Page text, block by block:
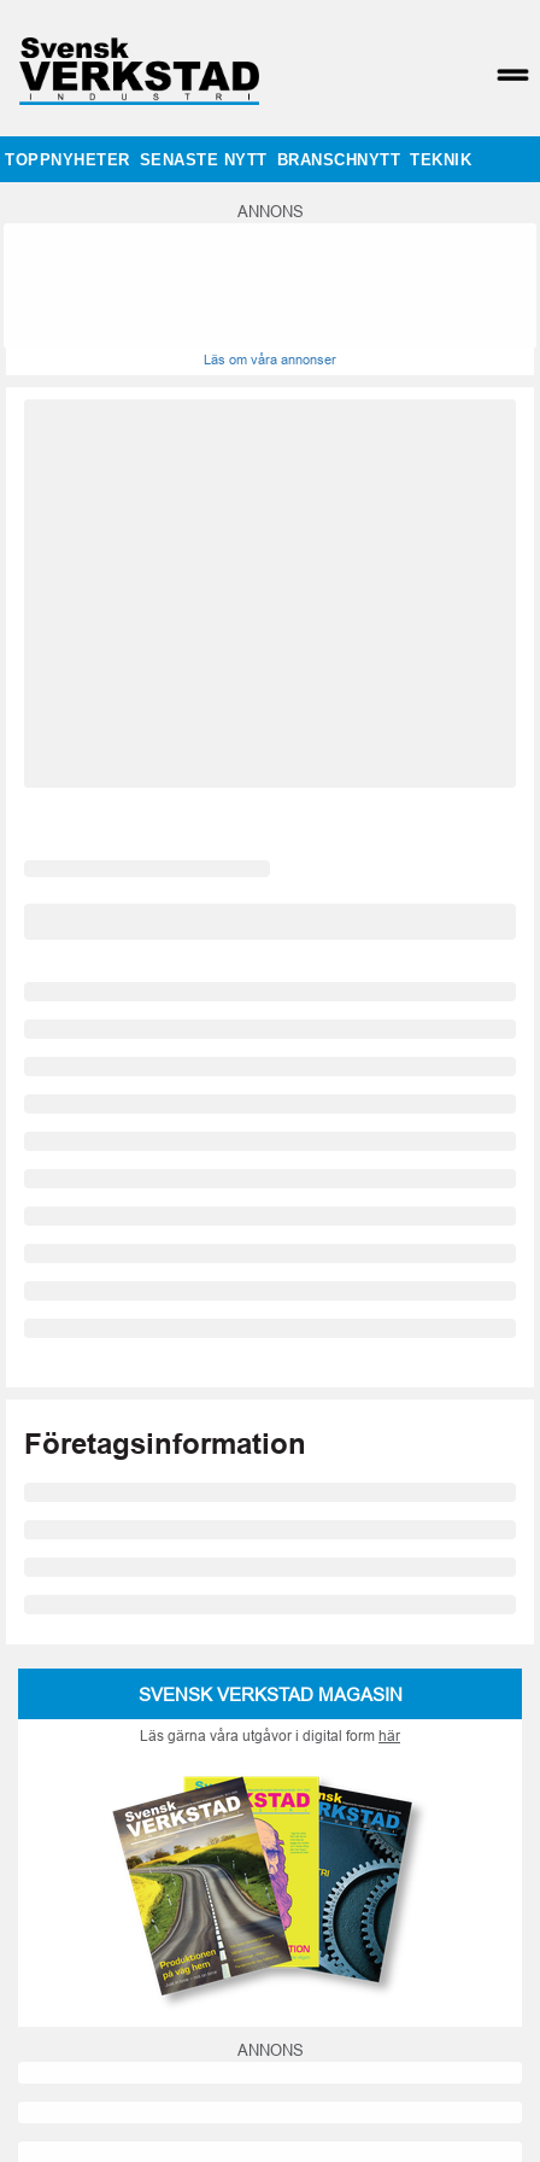
TOPPNYHETER SENASTE NYTT BRANSCHNYTT TEKNIK
ANNONS
Läs om våra annonser
Företagsinformation
SVENSK VERKSTAD MAGASIN
Läs gärna våra utgåvor i digital form här
ANNONS